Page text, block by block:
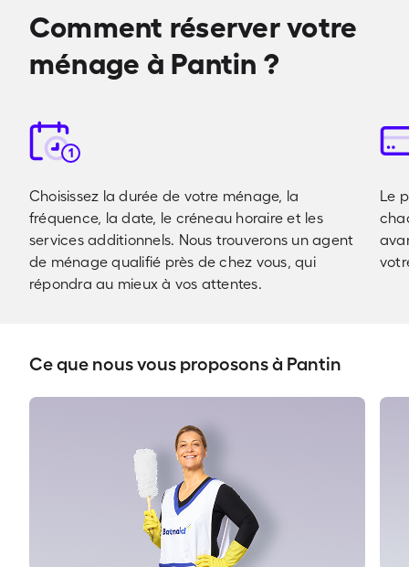
Comment réserver votre
ménage à Pantin ?
1
Choisissez la durée de votre ménage, la
fréquence, la date, le créneau horaire et les
services additionnels. Nous trouverons un agent
de ménage qualifié près de chez vous, qui
répondra au mieux à vos attentes.
Le
Ce que nous vous proposons à Pantin